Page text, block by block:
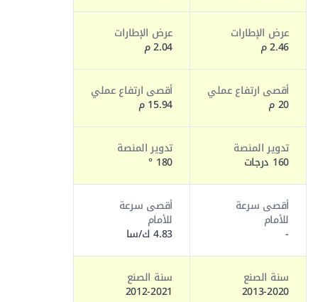
عرض الإطارات
2.46 م
عرض الإطارات
2.04 م
أقصى ارتفاع عملي
20 م
أقصى ارتفاع عملي
15.94 م
تدوير المنصة
160 درجات
تدوير المنصة
180 °
أقصى سرعة
للأمام
-
أقصى سرعة
للأمام
4.83 ك/سا
سنة الصنع
2013-2020
سنة الصنع
2012-2021